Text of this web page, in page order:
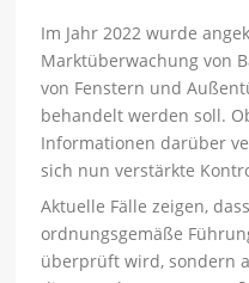
Im Jahr 2022 wurde
Marktüberwachung von
von Fenstern und
behandelt werden soll.
Informationen darüber
sich nun verstärkte
Aktuelle Fälle zeigen,
ordnungsgemäße
überprüft wird, sondern